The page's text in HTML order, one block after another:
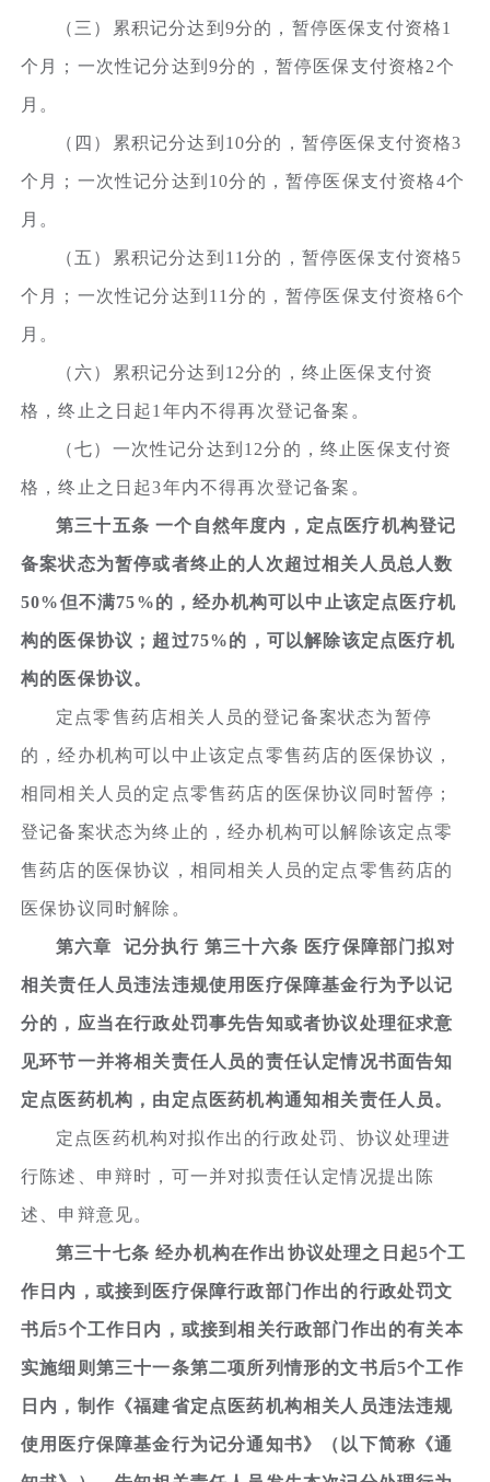
（三）累积记分达到9分的，暂停医保支付资格1
个月；一次性记分达到9分的，暂停医保支付资格2个
月。
（四）累积记分达到10分的，暂停医保支付资格3
个月；一次性记分达到10分的，暂停医保支付资格4个
月。
（五）累积记分达到11分的，暂停医保支付资格5
个月；一次性记分达到11分的，暂停医保支付资格6个
月。
（六）累积记分达到12分的，终止医保支付资
格，终止之日起1年内不得再次登记备案。
（七）一次性记分达到12分的，终止医保支付资
格，终止之日起3年内不得再次登记备案。
第三十五条 一个自然年度内，定点医疗机构登记
备案状态为暂停或者终止的人次超过相关人员总人数
50%但不满75%的，经办机构可以中止该定点医疗机
构的医保协议；超过75%的，可以解除该定点医疗机
构的医保协议。
定点零售药店相关人员的登记备案状态为暂停
的，经办机构可以中止该定点零售药店的医保协议，
相同相关人员的定点零售药店的医保协议同时暂停；
登记备案状态为终止的，经办机构可以解除该定点零
售药店的医保协议，相同相关人员的定点零售药店的
医保协议同时解除。
第六章 记分执行 第三十六条 医疗保障部门拟对
相关责任人员违法违规使用医疗保障基金行为予以记
分的，应当在行政处罚事先告知或者协议处理征求意
见环节一并将相关责任人员的责任认定情况书面告知
定点医药机构，由定点医药机构通知相关责任人员。
定点医药机构对拟作出的行政处罚、协议处理进
行陈述、申辩时，可一并对拟责任认定情况提出陈
述、申辩意见。
第三十七条 经办机构在作出协议处理之日起5个工
作日内，或接到医疗保障行政部门作出的行政处罚文
书后5个工作日内，或接到相关行政部门作出的有关本
实施细则第三十一条第二项所列情形的文书后5个工作
日内，制作《福建省定点医药机构相关人员违法违规
使用医疗保障基金行为记分通知书》（以下简称《通